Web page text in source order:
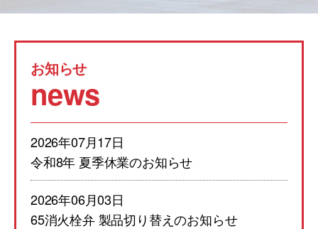
お知らせ
news
2026年07月17日
令和8年 夏季休業のお知らせ
2026年06月03日
65消火栓弁 製品切り替えのお知らせ